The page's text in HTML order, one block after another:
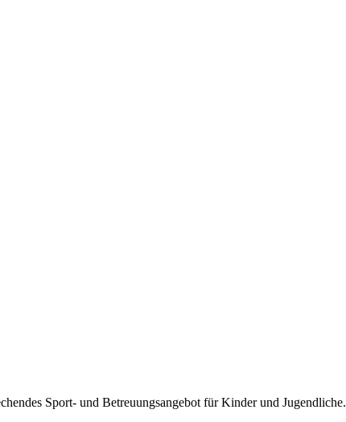
Sport- und Betreuungsangebot für Kinder und Jugendliche.